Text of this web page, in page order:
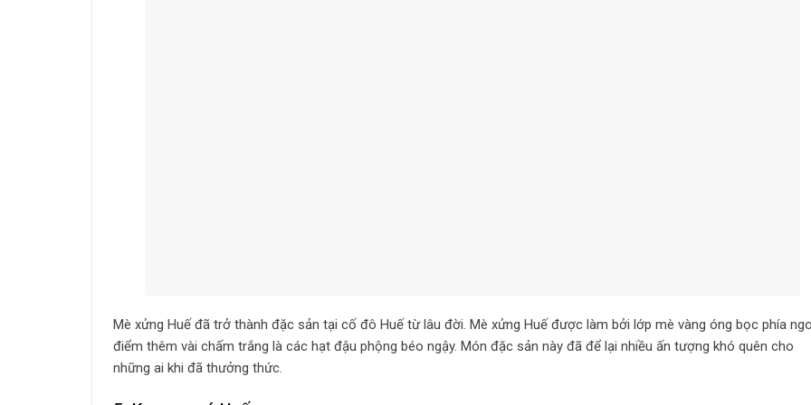
Mè xửng Huế đã trở thành đặc sản tại cố đô Huế từ lâu đời. Mè xửng Huế được làm bởi lớp mè vàng óng bọc phía
điểm thêm vài chấm trắng là các hạt đậu phộng béo ngậy. Món đặc sản này đã để lại nhiều ấn tượng khó quên cho
những ai khi đã thưởng thức.